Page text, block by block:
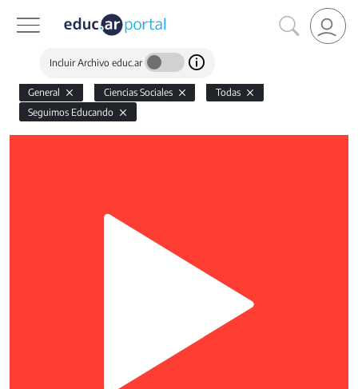
Incluir Archivo educ.ar
General Ciencias Sociales
Todas
Seguimos Educando